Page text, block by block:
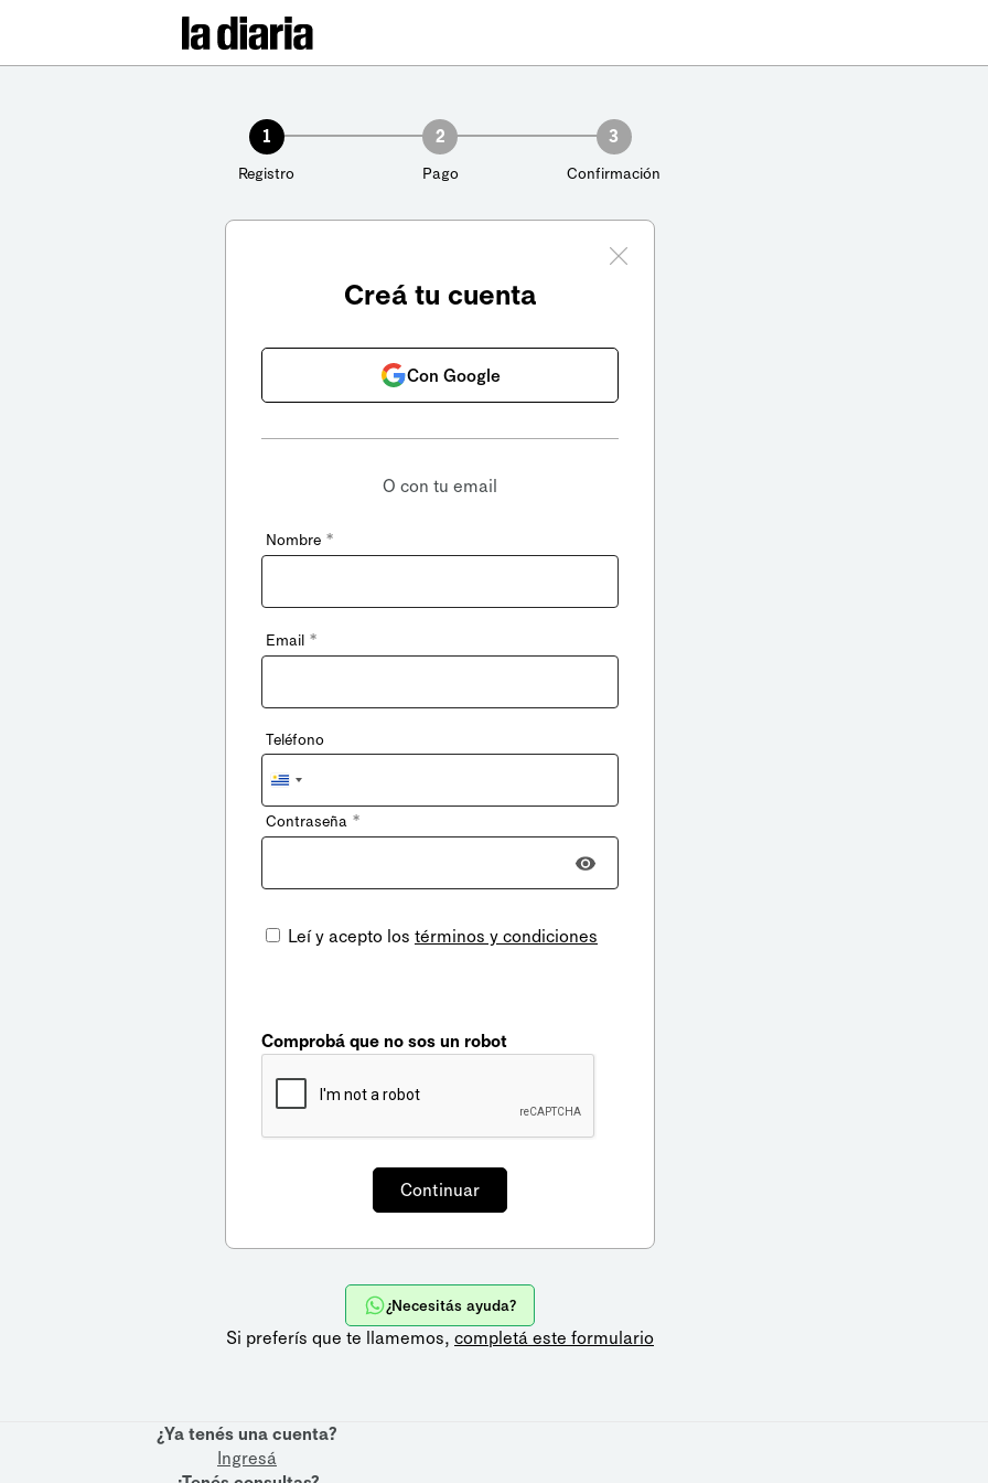
1
Registro
2
Pago
3
Confirmación
Creá tu cuenta
Con Google
O con tu email
Nombre *
Email *
Teléfono
Uruguay
+598
Contraseña *
Leí y acepto los términos y condiciones
Comprobá que no sos un robot
¿Necesitás ayuda?
Si preferís que te llamemos, completá este formulario
¿Ya tenés una cuenta?
Ingresá